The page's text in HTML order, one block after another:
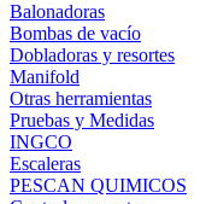
Balonadoras
Bombas de vacío
Dobladoras y resortes
Manifold
Otras herramientas
Pruebas y Medidas
INGCO
Escaleras
PESCAN QUIMICOS